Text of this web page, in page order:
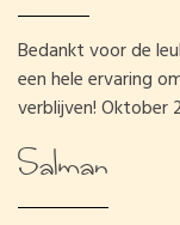
Bedankt voor de
een hele ervaring
verblijven! Oktober
Salman